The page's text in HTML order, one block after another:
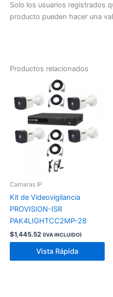
Solo los usuarios registrados
producto pueden hacer una
Productos relacionados
Camaras IP
Kit de Videovigilancia
PROVISION-ISR
PAK4LIGHTCC2MP-28
$1,445.52 (IVA INCLUIDO)
Vista Rápida